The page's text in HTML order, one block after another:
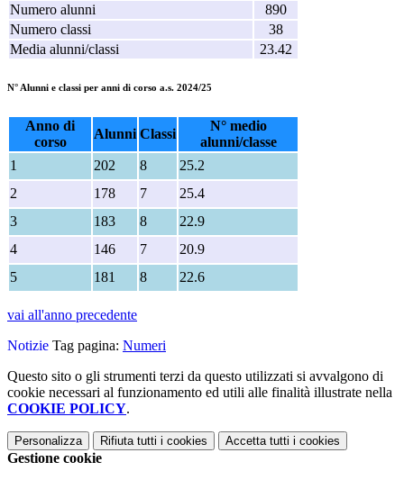
Numero alunni
890
Numero classi
38
Media alunni/classi
23.42
N° Alunni e classi per anni di corso a.s. 2024/25
Anno di
corso
Alunni Classi
N° medio
alunni/classe
1
202 8
25.2
2
178 7
25.4
3
183 8
22.9
4
146 7
20.9
5
181 8 22.6
vai all'anno precedente
Notizie Tag pagina: Numeri
Questo sito o gli strumenti terzi da questo utilizzati si avvalgono di
cookie necessari al funzionamento ed utili alle finalità illustrate nella
COOKIE POLICY.
Personalizza Rifiuta tutti i cookies Accetta tutti i cookies
Gestione cookie